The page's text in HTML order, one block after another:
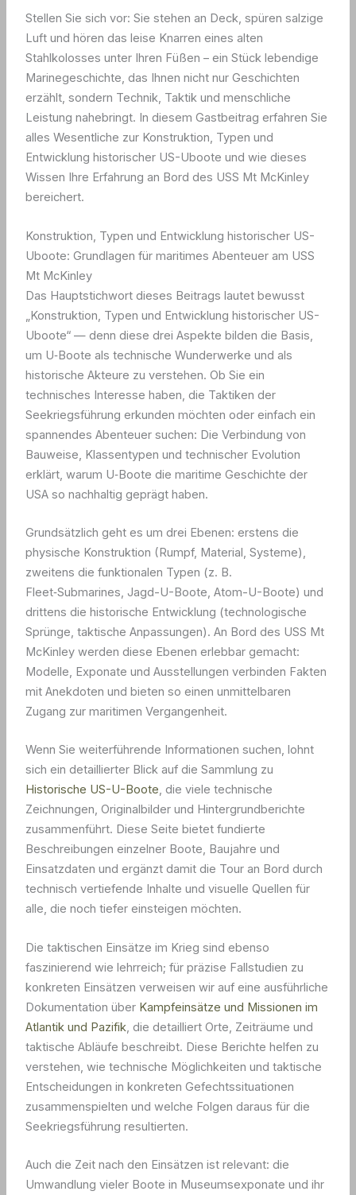
Stellen Sie sich vor: Sie stehen an Deck, spüren salzige
Luft und hören das leise Knarren eines alten
Stahlkolosses unter Ihren Füßen – ein Stück lebendige
Marinegeschichte, das Ihnen nicht nur Geschichten
erzählt, sondern Technik, Taktik und menschliche
Leistung nahebringt. In diesem Gastbeitrag erfahren Sie
alles Wesentliche zur Konstruktion, Typen und
Entwicklung historischer US-Uboote und wie dieses
Wissen Ihre Erfahrung an Bord des USS Mt McKinley
bereichert.
Konstruktion, Typen und Entwicklung historischer US-
Uboote: Grundlagen für maritimes Abenteuer am USS
Mt McKinley
Das Hauptstichwort dieses Beitrags lautet bewusst
„Konstruktion, Typen und Entwicklung historischer US-
Uboote“ — denn diese drei Aspekte bilden die Basis,
um U‑Boote als technische Wunderwerke und als
historische Akteure zu verstehen. Ob Sie ein
technisches Interesse haben, die Taktiken der
Seekriegsführung erkunden möchten oder einfach ein
spannendes Abenteuer suchen: Die Verbindung von
Bauweise, Klassentypen und technischer Evolution
erklärt, warum U‑Boote die maritime Geschichte der
USA so nachhaltig geprägt haben.
Grundsätzlich geht es um drei Ebenen: erstens die
physische Konstruktion (Rumpf, Material, Systeme),
zweitens die funktionalen Typen (z. B.
Fleet‑Submarines, Jagd-U-Boote, Atom-U-Boote) und
drittens die historische Entwicklung (technologische
Sprünge, taktische Anpassungen). An Bord des USS Mt
McKinley werden diese Ebenen erlebbar gemacht:
Modelle, Exponate und Ausstellungen verbinden Fakten
mit Anekdoten und bieten so einen unmittelbaren
Zugang zur maritimen Vergangenheit.
Wenn Sie weiterführende Informationen suchen, lohnt
sich ein detaillierter Blick auf die Sammlung zu
Historische US-U-Boote, die viele technische
Zeichnungen, Originalbilder und Hintergrundberichte
zusammenführt. Diese Seite bietet fundierte
Beschreibungen einzelner Boote, Baujahre und
Einsatzdaten und ergänzt damit die Tour an Bord durch
technisch vertiefende Inhalte und visuelle Quellen für
alle, die noch tiefer einsteigen möchten.
Die taktischen Einsätze im Krieg sind ebenso
faszinierend wie lehrreich; für präzise Fallstudien zu
konkreten Einsätzen verweisen wir auf eine ausführliche
Dokumentation über Kampfeinsätze und Missionen im
Atlantik und Pazifik, die detailliert Orte, Zeiträume und
taktische Abläufe beschreibt. Diese Berichte helfen zu
verstehen, wie technische Möglichkeiten und taktische
Entscheidungen in konkreten Gefechtssituationen
zusammenspielten und welche Folgen daraus für die
Seekriegsführung resultierten.
Auch die Zeit nach den Einsätzen ist relevant: die
Umwandlung vieler Boote in Museumsexponate und ihr